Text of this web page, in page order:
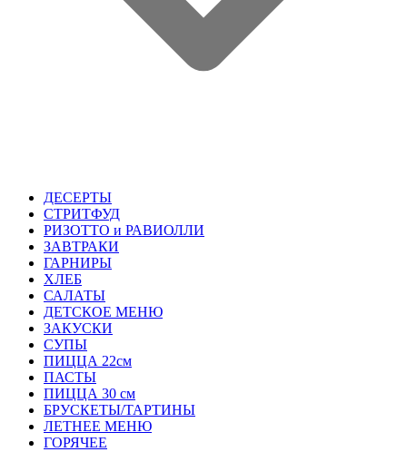
ДЕСЕРТЫ
СТРИТФУД
РИЗОТТО и РАВИОЛЛИ
ЗАВТРАКИ
ГАРНИРЫ
ХЛЕБ
САЛАТЫ
ДЕТСКОЕ МЕНЮ
ЗАКУСКИ
СУПЫ
ПИЦЦА 22см
ПАСТЫ
ПИЦЦА 30 см
БРУСКЕТЫ/ТАРТИНЫ
ЛЕТНЕЕ МЕНЮ
ГОРЯЧЕЕ